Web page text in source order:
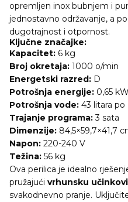
opremljen inox bubnjem i
jednostavno održavanje, a
dugotrajnost i otpornost.
Ključne značajke:
Kapacitet: 6 kg
Broj okretaja: 1000 o/min
Energetski razred: D
Potrošnja energije: 0,65
Potrošnja vode: 43 litara po
Trajanje programa:3 sata
Dimenzije: 84,5×59,7×41,7
Napon: 220-240 V
Težina: 56 kg
Ova perilica je idealno
pružajući vrhunsku
svakodnevno pranje.